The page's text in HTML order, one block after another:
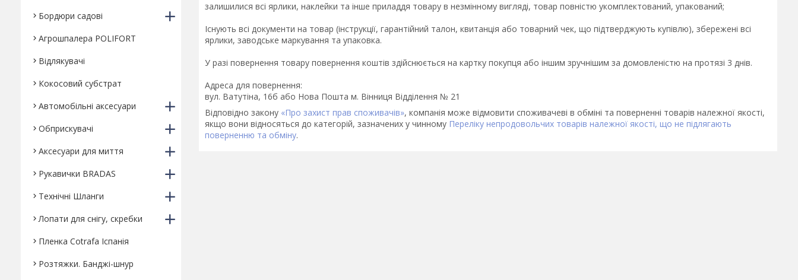
залишилися всі ярлики, наклейки та інше приладдя товару в незмінному вигляді, товар повністю укомплектований, упакований;
Існують всі документи на товар (інструкції, гарантійний талон, квитанція або товарний чек, що підтверджують купівлю), збережені всі
ярлики, заводське маркування та упаковка.
У разі повернення товару повернення коштів здійснюється на картку покупця або іншим зручнішим за домовленістю на протязі 3 днів.
Адреса для повернення:
вул. Ватутіна, 16б або Нова Пошта м. Вінниця Відділення № 21
Відповідно закону «Про захист прав споживачів», компанія може відмовити споживачеві в обміні та поверненні товарів належної якості,
якщо вони відносяться до категорій, зазначених у чинному Переліку непродовольчих товарів належної якості, що не підлягають
поверненню та обміну.
Бордюри садові
Агрошпалера POLIFORT
Відлякувачі
Кокосовий субстрат
Автомобільні аксесуари
Обприскувачі
Аксесуари для миття
Рукавички BRADAS
Технічні Шланги
Лопати для снігу, скребки
Пленка Cotrafa Іспанія
Розтяжки. Банджі-шнур